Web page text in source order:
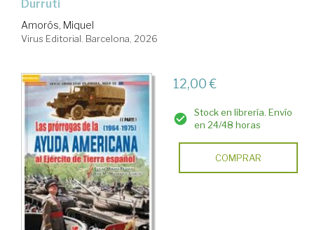
Durruti
Amorós, Miquel
Virus Editorial. Barcelona, 2026
12,00 €
Stock en librería. Envío
en 24/48 horas
COMPRAR